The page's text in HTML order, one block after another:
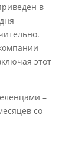
в
этот
–
со